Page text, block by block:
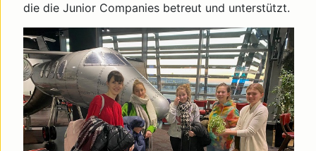
die die Junior Companies betreut und unterstützt.